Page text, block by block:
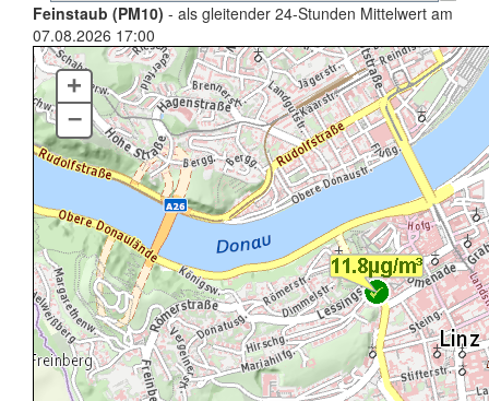
Feinstaub (PM10) - als gleitender 24-Stunden Mittelwert am
07.08.2026 17:00
+
–